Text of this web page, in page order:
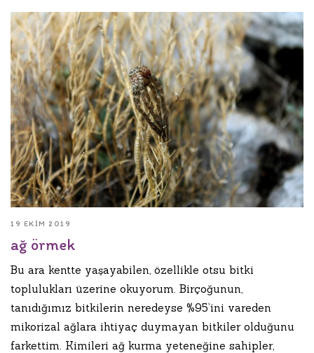
19 EKIM 2019
ağ örmek
Bu ara kentte yaşayabilen, özellikle otsu bitki
toplulukları üzerine okuyorum. Birçoğunun,
tanıdığımız bitkilerin neredeyse %95’ini vareden
mikorizal ağlara ihtiyaç duymayan bitkiler olduğunu
farkettim. Kimileri ağ kurma yeteneğine sahipler,